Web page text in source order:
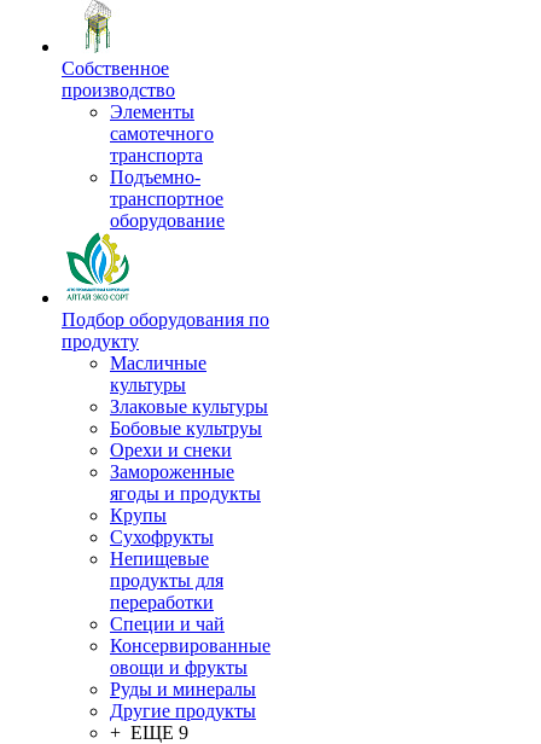
Собственное
производство
Элементы
самотечного
транспорта
Подъемно-
транспортное
оборудование
Подбор оборудования по
продукту
Масличные
культуры
Злаковые культуры
Бобовые культруы
Орехи и снеки
Замороженные
ягоды и продукты
Крупы
Сухофрукты
Непищевые
продукты для
переработки
Специи и чай
Консервированные
овощи и фрукты
Руды и минералы
Другие продукты
+ ЕЩЕ 9